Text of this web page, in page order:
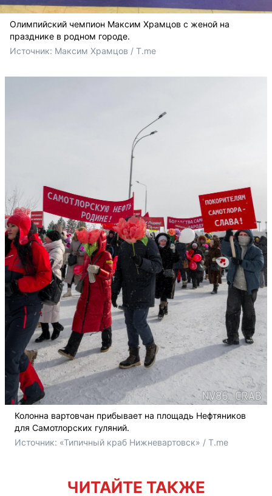
Олимпийский чемпион Максим Храмцов с женой на
празднике в родном городе.
Источник: Максим Храмцов / T.me
Колонна вартовчан прибывает на площадь Нефтяников
для Самотлорских гуляний.
Источник: «Типичный краб Нижневартовск» / T.me
ЧИТАЙТЕ ТАКЖЕ